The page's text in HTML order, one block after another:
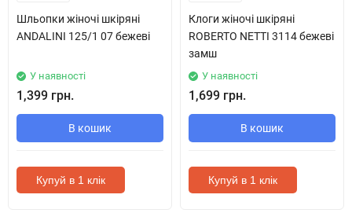
Шльопки жіночі шкіряні
ANDALINI 125/1 07 бежеві
У наявності
1,399 грн.
В кошик
Купуй в 1 клік
Клоги жіночі шкіряні
ROBERTO NETTI 3114 бежеві
замш
У наявності
1,699 грн.
В кошик
Купуй в 1 клік